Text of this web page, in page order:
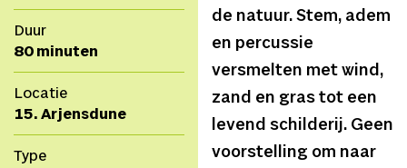
Duur
80 minuten
Locatie
15. Arjensdune
Type
de natuur. Stem, adem
en percussie
versmelten met wind,
zand en gras tot een
levend schilderij. Geen
voorstelling om naar